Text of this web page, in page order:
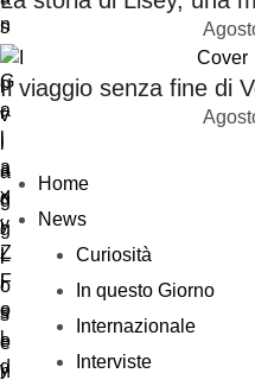
Cover
Il viaggio senza fine di
Home
News
Curiosità
In questo Giorno
Internazionale
Interviste